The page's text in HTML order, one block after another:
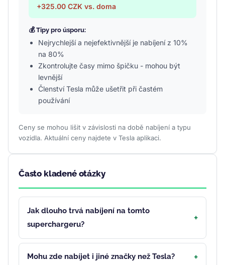
+325.00 CZK vs. doma
💰 Tipy pro úsporu:
Nejrychlejší a nejefektivnější je nabíjení z 10%
na 80%
Zkontrolujte časy mimo špičku - mohou být
levnější
Členství Tesla může ušetřit při častém
používání
Ceny se mohou lišit v závislosti na době nabíjení a typu
vozidla. Aktuální ceny najdete v Tesla aplikaci.
Často kladené otázky
Jak dlouho trvá nabíjení na tomto
superchargeru?
Mohu zde nabíjet i jiné značky než Tesla?